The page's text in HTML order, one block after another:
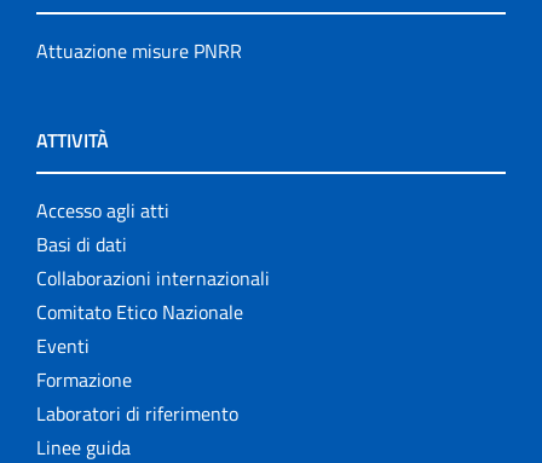
Attuazione misure PNRR
ATTIVITÀ
Accesso agli atti
Basi di dati
Collaborazioni internazionali
Comitato Etico Nazionale
Eventi
Formazione
Laboratori di riferimento
Linee guida